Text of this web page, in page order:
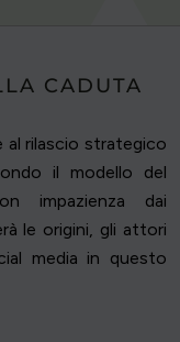
CADUTA
al rilascio strategico
il modello del
impazienza dai
le origini, gli attori
media in questo